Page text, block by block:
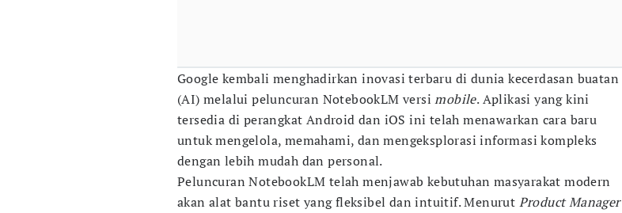
Google kembali menghadirkan inovasi terbaru di dunia kecerdasan buatan
(AI) melalui peluncuran NotebookLM versimobile. Aplikasi yang kini
tersedia di perangkat Android dan iOS ini telah menawarkan cara baru
untuk mengelola, memahami, dan mengeksplorasi informasi kompleks
dengan lebih mudah dan personal.
Peluncuran NotebookLM telah menjawab kebutuhan masyarakat modern
akan alat bantu riset yang fleksibel dan intuitif. Menurut Product Manager